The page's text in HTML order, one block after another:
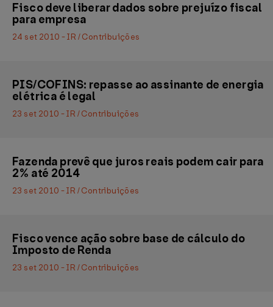
Fisco deve liberar dados sobre prejuízo fiscal
para empresa
24 set 2010 - IR / Contribuições
PIS/COFINS: repasse ao assinante de energia
elétrica é legal
23 set 2010 - IR / Contribuições
Fazenda prevê que juros reais podem cair para
2% até 2014
23 set 2010 - IR / Contribuições
Fisco vence ação sobre base de cálculo do
Imposto de Renda
23 set 2010 - IR / Contribuições